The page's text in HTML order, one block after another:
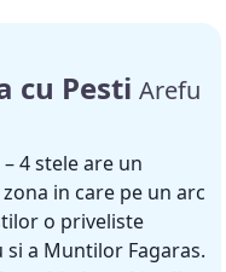
cu Pesti Arefu
4 stele are un
in care pe un arc
o priveliste
a Muntilor Fagaras.